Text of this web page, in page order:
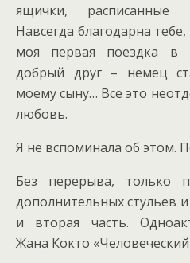
ящички, расписанные
Навсегда благодарна
моя первая поездка в
добрый друг – немец
моему сыну… Все это
любовь.
Я не вспоминала об этом.
Без перерыва, только
дополнительных стульев
и вторая часть.
Жана Кокто «Человеческий